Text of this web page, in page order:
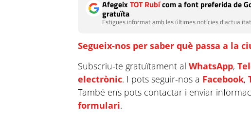
AfegeixTOT Rubícom a font preferida de
gratuïta
Estigues informat amb les últimes notícies d'actualitat
Segueix-nos per saber què passa a la
Subscriu-te gratuïtament alWhatsApp,
electrònic. I pots seguir-nos a Facebook,
També ens pots contactar i enviar
formulari.